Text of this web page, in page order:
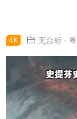
4K 无台标 ·